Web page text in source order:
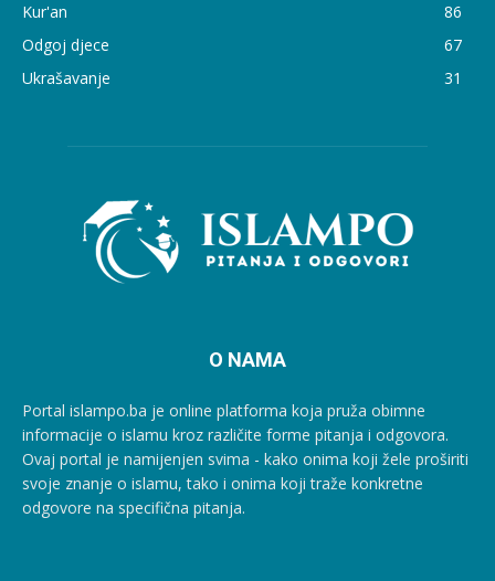
Kur'an
86
Odgoj djece
67
Ukrašavanje
31
O NAMA
Portal islampo.ba je online platforma koja pruža obimne
informacije o islamu kroz različite forme pitanja i odgovora.
Ovaj portal je namijenjen svima - kako onima koji žele proširiti
svoje znanje o islamu, tako i onima koji traže konkretne
odgovore na specifična pitanja.